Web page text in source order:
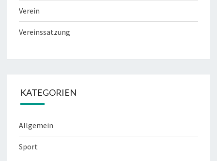
Verein
Vereinssatzung
KATEGORIEN
Allgemein
Sport